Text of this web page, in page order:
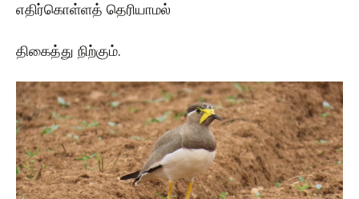
எதிர்கொள்ளத் தெரியாமல்
திகைத்து நிற்கும்.